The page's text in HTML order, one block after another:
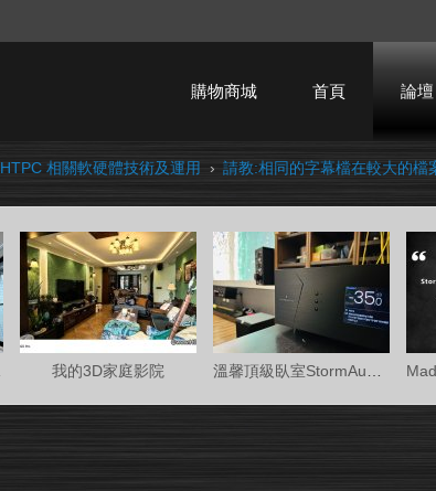
購物商城 首頁 論壇
HTPC 相關軟硬體技術及運用 › 請教:相同的字幕檔在較大的檔
我的3D家庭影院